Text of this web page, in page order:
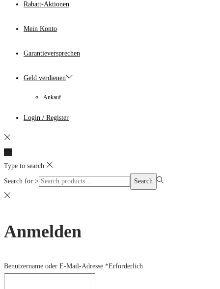
Rabatt-Aktionen
Mein Konto
Garantieversprechen
Geld verdienen
Ankauf
Login / Register
Type to search
Search for:> Search
Anmelden
Benutzername oder E-Mail-Adresse *Erforderlich